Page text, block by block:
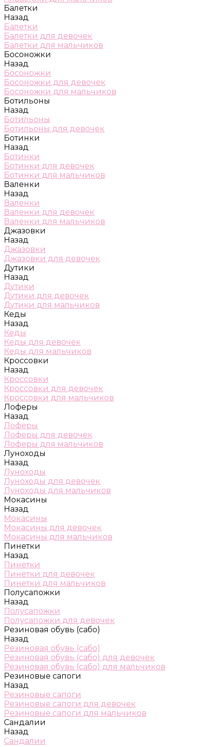
Балетки
Назад
Балетки
Балетки для девочек
Балетки для мальчиков
Босоножки
Назад
Босоножки
Босоножки для девочек
Босоножки для мальчиков
Ботильоны
Назад
Ботильоны
Ботильоны для девочек
Ботинки
Назад
Ботинки
Ботинки для девочек
Ботинки для мальчиков
Валенки
Назад
Валенки
Валенки для девочек
Валенки для мальчиков
Джазовки
Назад
Джазовки
Джазовки для девочек
Дутики
Назад
Дутики
Дутики для девочек
Дутики для мальчиков
Кеды
Назад
Кеды
Кеды для девочек
Кеды для мальчиков
Кроссовки
Назад
Кроссовки
Кроссовки для девочек
Кроссовки для мальчиков
Лоферы
Назад
Лоферы
Лоферы для девочек
Лоферы для мальчиков
Луноходы
Назад
Луноходы
Луноходы для девочек
Луноходы для мальчиков
Мокасины
Назад
Мокасины
Мокасины для девочек
Мокасины для мальчиков
Пинетки
Назад
Пинетки
Пинетки для девочек
Пинетки для мальчиков
Полусапожки
Назад
Полусапожки
Полусапожки для девочек
Резиновая обувь (сабо)
Назад
Резиновая обувь (сабо)
Резиновая обувь (сабо) для девочек
Резиновая обувь (сабо) для мальчиков
Резиновые сапоги
Назад
Резиновые сапоги
Резиновые сапоги для девочек
Резиновые сапоги для мальчиков
Сандалии
Назад
Сандалии